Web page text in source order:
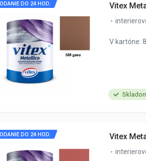
DO 24 HOD. Vitex
V kartóne:
DO 24 HOD. Vitex